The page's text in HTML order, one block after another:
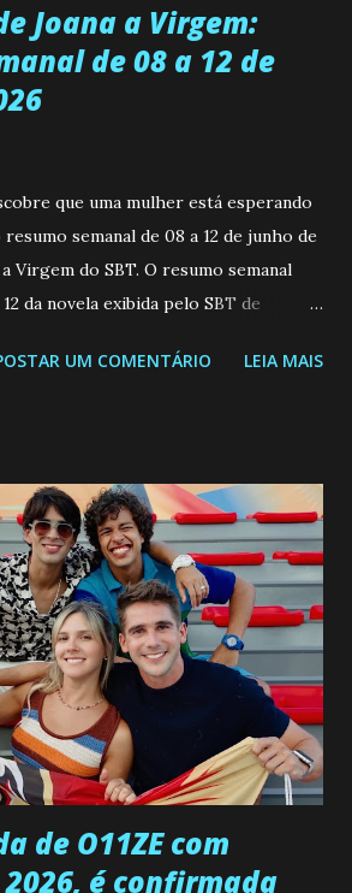
Joana a Virgem:
de 08 a 12 de
que uma mulher está esperando
semanal de 08 a 12 de junho de
Virgem do SBT. O resumo semanal
da novela exibida pelo SBT de
do SBT de 08/06/26 a 14/06/26
ele demonstrou ser o tipo de
desejou durante toda a vida. Camila
e imagina como seria o
conseguir seduzi-lo. Manuel avisa a
infidelidade de Gabriel com Joana.
livrar de todas as suspeitas pelo
Francisco, apontando que ele poderia
de Gabriel. Artur informa a Gabriel
por engano outra paciente, que está
UM COMENTÁRIO LEIA MAIS
de O11ZE com
é confirmada